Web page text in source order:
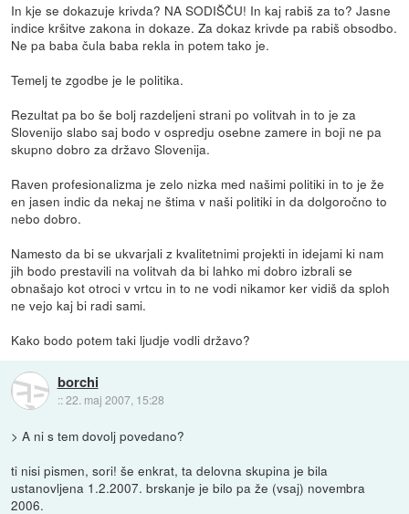
In kje se dokazuje krivda? NA SODIŠČU! In kaj rabiš za to? Jasne
indice kršitve zakona in dokaze. Za dokaz krivde pa rabiš obsodbo.
Ne pa baba čula baba rekla in potem tako je.
Temelj te zgodbe je le politika.
Rezultat pa bo še bolj razdeljeni strani po volitvah in to je za
Slovenijo slabo saj bodo v ospredju osebne zamere in boji ne pa
skupno dobro za državo Slovenija.
Raven profesionalizma je zelo nizka med našimi politiki in to je že
en jasen indic da nekaj ne štima v naši politiki in da dolgoročno to
nebo dobro.
Namesto da bi se ukvarjali z kvalitetnimi projekti in idejami ki nam
jih bodo prestavili na volitvah da bi lahko mi dobro izbrali se
obnašajo kot otroci v vrtcu in to ne vodi nikamor ker vidiš da sploh
ne vejo kaj bi radi sami.
Kako bodo potem taki ljudje vodli državo?
borchi
::22. maj 2007, 15:28
> A ni s tem dovolj povedano?
ti nisi pismen, sori! še enkrat, ta delovna skupina je bila
ustanovljena 1.2.2007. brskanje je bilo pa že (vsaj) novembra
2006.